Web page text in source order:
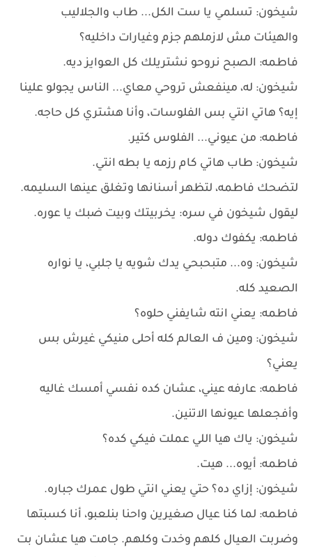
شيخون: تسلمي يا ست الكل... طاب والجلاليب
والهيئات مش لازملهم جزم وغيارات داخليه؟
فاطمه: الصبح نروحو نشتريلك كل العوايز ديه.
شيخون: له، مينفعش تروحي معاي... الناس يجولو علينا
إيه؟ هاتي انتي بس الفلوسات، وأنا هشتري كل حاجه.
فاطمه: من عيوني... الفلوس كتير.
شيخون: طاب هاتي كام رزمه يا بطه انتي.
لتضحك فاطمه، لتظهر أسنانها وتغلق عينها السليمه.
ليقول شيخون في سره: يخربيتك وبيت ضبك يا عوره.
فاطمه: يكفوك دوله.
شيخون: وه... متبحبحي يدك شويه يا جلبي، يا نواره
الصعيد كله.
فاطمه: يعني انته شايفني حلوه؟
شيخون: ومين ف العالم كله أحلى منيكي غيرش بس
يعني؟
فاطمه: عارفه عيني، عشان كده نفسي أمسك غاليه
وأفجعلها عيونها الاتنين.
شيخون: ياك هيا اللي عملت فيكي كده؟
فاطمه: أيوه... هيت.
شيخون: إزاي ده؟ حتي يعني انتي طول عمرك جباره.
فاطمه: لما كنا عيال صغيرين واحنا بنلعبو، أنا كسبتها
وضربت العيال كلهم وخدت وكلهم. جامت هيا عشان بت